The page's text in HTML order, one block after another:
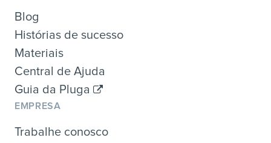
Blog
Histórias de sucesso
Materiais
Central de Ajuda
Guia da Pluga
EMPRESA
Trabalhe conosco